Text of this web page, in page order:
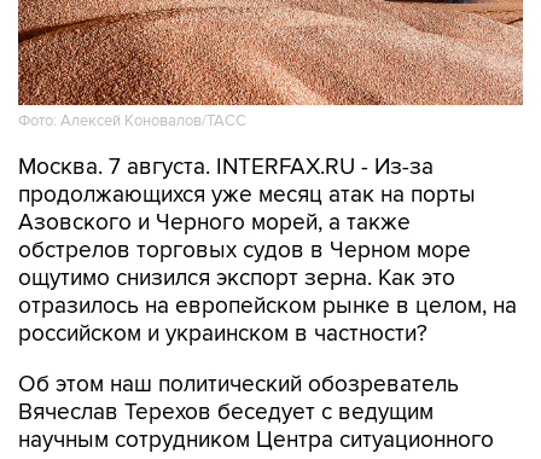
Фото: Алексей Коновалов/ТАСС
Москва. 7 августа. INTERFAX.RU - Из-за
продолжающихся уже месяц атак на порты
Азовского и Черного морей, а также
обстрелов торговых судов в Черном море
ощутимо снизился экспорт зерна. Как это
отразилось на европейском рынке в целом, на
российском и украинском в частности?
Об этом наш политический обозреватель
Вячеслав Терехов беседует с ведущим
научным сотрудником Центра ситуационного